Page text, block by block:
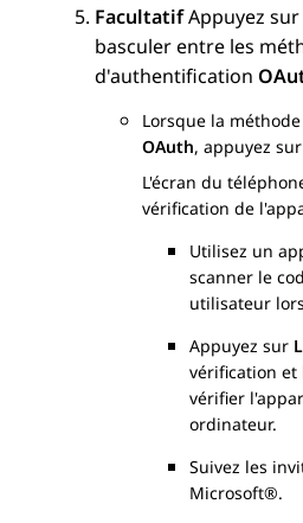
FacultatifAppuyez sur
basculer entre les
d'authentification
Lorsque la
OAuth, appuyez sur
L'écran du
vérification de
Utilisez un
scanner le
utilisateur
Appuyez sur
vérification
vérifier
ordinateur.
Suivez les
Microsoft®.